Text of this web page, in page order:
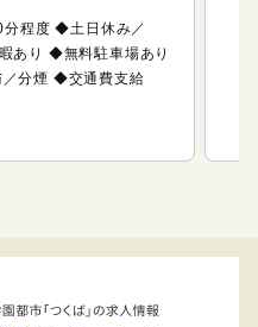
程度 ◆土日休み／
あり ◆無料駐車場あり
／分煙 ◆交通費支給